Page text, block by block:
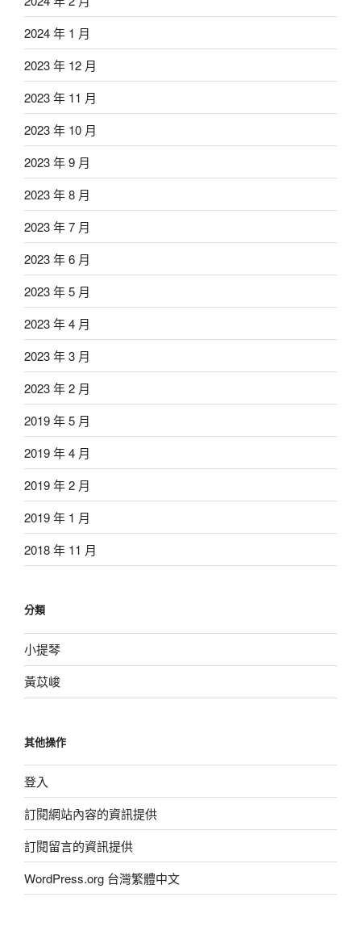
2024 年 1 月
2023 年 12 月
2023 年 11 月
2023 年 10 月
2023 年 9 月
2023 年 8 月
2023 年 7 月
2023 年 6 月
2023 年 5 月
2023 年 4 月
2023 年 3 月
2023 年 2 月
2019 年 5 月
2019 年 4 月
2019 年 2 月
2019 年 1 月
2018 年 11 月
分類
小提琴
黃苡峻
其他操作
登入
訂閱網站內容的資訊提供
訂閱留言的資訊提供
WordPress.org 台灣繁體中文